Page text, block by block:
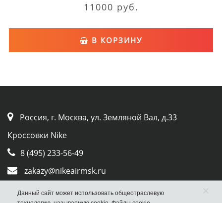
11000 руб.
В КОРЗИНУ
Россия, г. Москва, ул. Земляной Вал, д.33
Кроссовки Nike
8 (495) 233-56-49
zakazy@nikeairmsk.ru
Whatsapp
Данный сайт может использовать общеотраслевую
×